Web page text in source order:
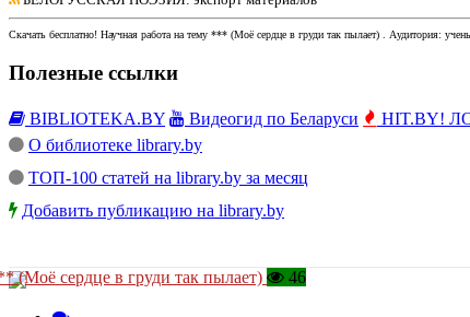
Скачать бесплатно! Научная работана тему *** (Моё сердце в груди так пылает) . Аудитория:
Полезные ссылки
BIBLIOTEKA.BY Видеогид по Беларуси HIT.BY!
О библиотеке library.by
ТОП-100 статей на library.by за месяц
Добавить публикацию на library.by
(Моё сердце в груди так пылает) 46